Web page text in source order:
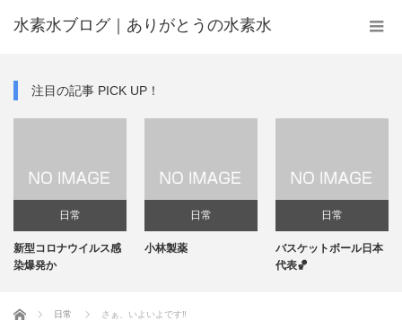
水素水ブログ｜ありがとうの水素水
注目の記事 PICK UP！
日常
新型コロナウイルス感
染爆発か
日常
小林製薬
日常
バスケットボール日本
代表🏀
ホーム 日常 さぁ、いよいよです‼️